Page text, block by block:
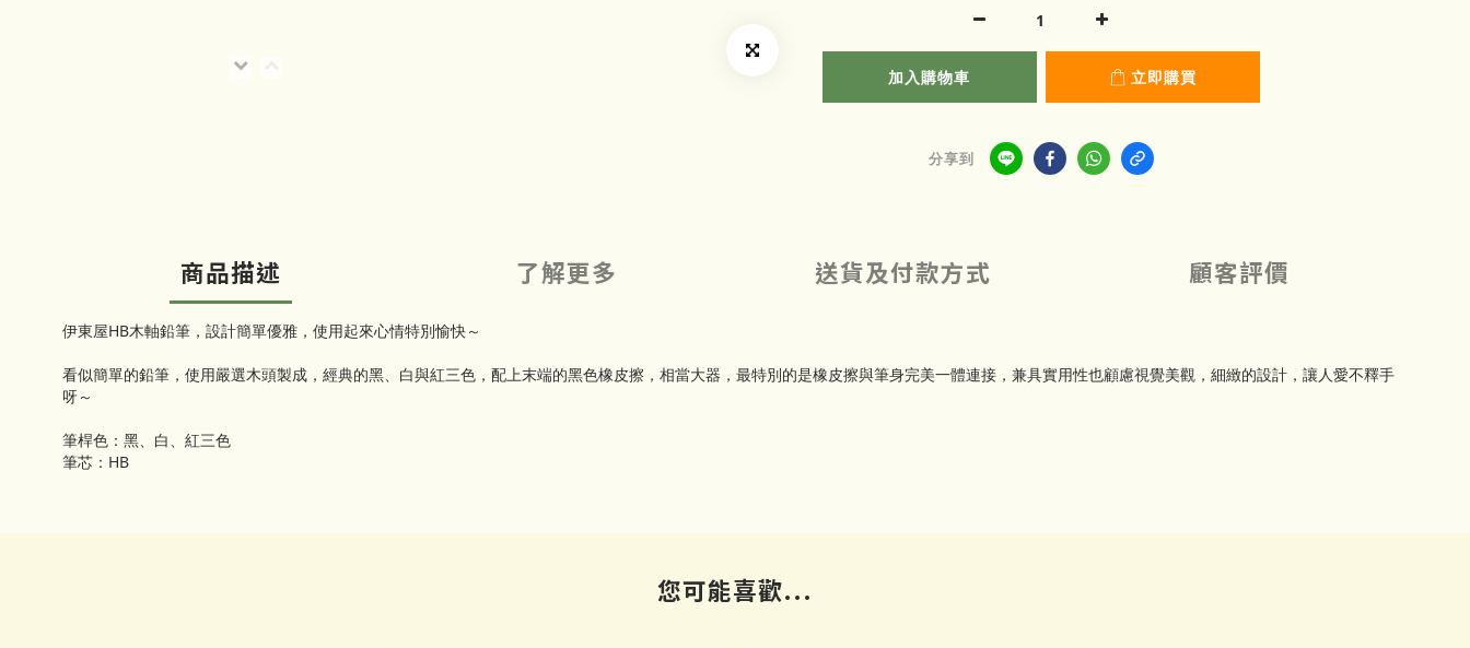
加入購物車 立即購買
分享到
商品描述 了解更多 送貨及付款方式 顧客評價
伊東屋HB木軸鉛筆，設計簡單優雅，使用起來心情特別愉快～
看似簡單的鉛筆，使用嚴選木頭製成，經典的黑、白與紅三色，配上末端的黑色橡皮擦，相當大器，最特別的是橡皮擦與筆身完美一體連接，兼具實用性也顧慮視覺美觀，細緻的設計，讓人愛不釋手
呀～
筆桿色：黑、白、紅三色
筆芯：HB
您可能喜歡...